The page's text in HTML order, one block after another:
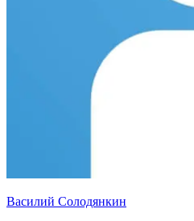
Василий Солодянкин